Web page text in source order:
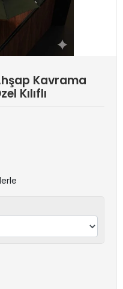
Kavrama
Kılıflı